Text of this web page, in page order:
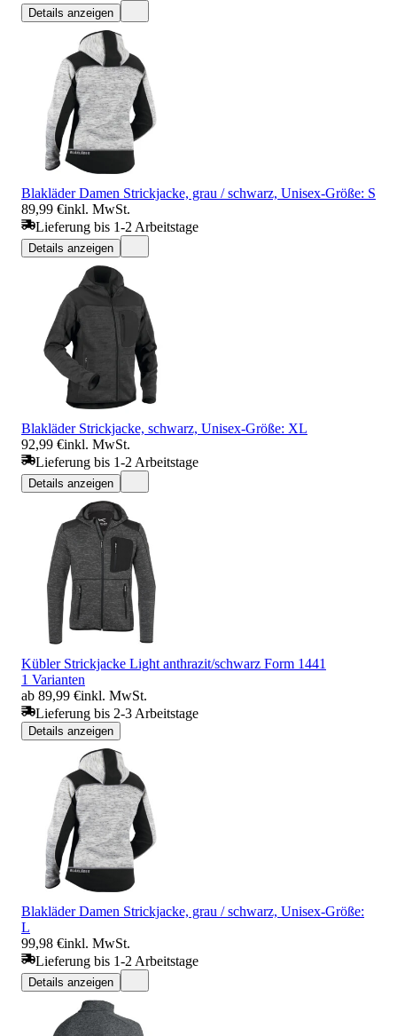
Details anzeigen
Blakläder Damen Strickjacke, grau / schwarz, Unisex-Größe: S
89,99 €inkl. MwSt.
Lieferung bis 1-2 Arbeitstage
Details anzeigen
Blakläder Strickjacke, schwarz, Unisex-Größe: XL
92,99 €inkl. MwSt.
Lieferung bis 1-2 Arbeitstage
Details anzeigen
Kübler Strickjacke Light anthrazit/schwarz Form 1441
1 Varianten
ab 89,99 €inkl. MwSt.
Lieferung bis 2-3 Arbeitstage
Details anzeigen
Blakläder Damen Strickjacke, grau / schwarz, Unisex-Größe:
L
99,98 €inkl. MwSt.
Lieferung bis 1-2 Arbeitstage
Details anzeigen